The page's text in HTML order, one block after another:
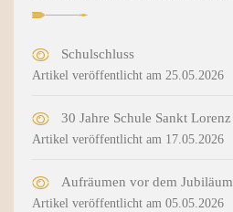
Schulschluss
Artikel veröffentlicht am 25.05.2026
30 Jahre Schule Sankt Lorenz
Artikel veröffentlicht am 17.05.2026
Aufräumen vor dem Jubiläum
Artikel veröffentlicht am 05.05.2026